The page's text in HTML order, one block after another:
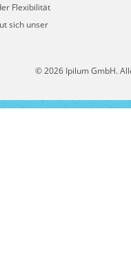
Flexibilität
sich unser
© 2026 Ipilum GmbH.